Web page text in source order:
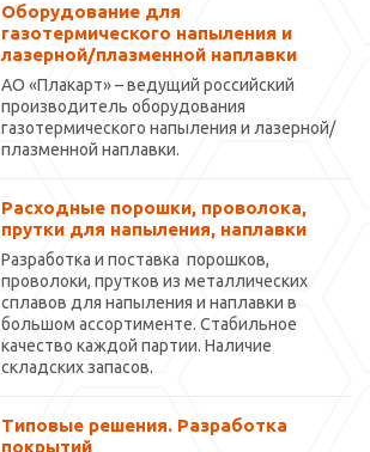
Оборудование для
газотермического напыления и
лазерной/плазменной наплавки
АО «Плакарт» – ведущий российский
производитель оборудования
газотермического напыления и лазерной/
плазменной наплавки.
Расходные порошки, проволока,
прутки для напыления, наплавки
Разработка и поставка порошков,
проволоки, прутков из металлических
сплавов для напыления и наплавки в
большом ассортименте. Стабильное
качество каждой партии. Наличие
складских запасов.
Типовые решения. Разработка
покрытий